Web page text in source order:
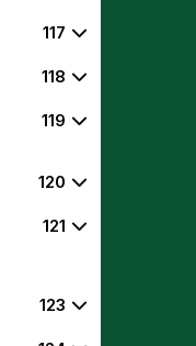
117
118
119
120
121
123